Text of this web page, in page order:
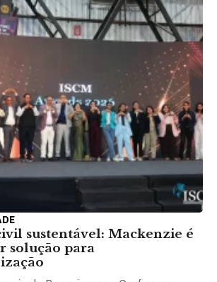
sustentável: Mackenzie é
solução para